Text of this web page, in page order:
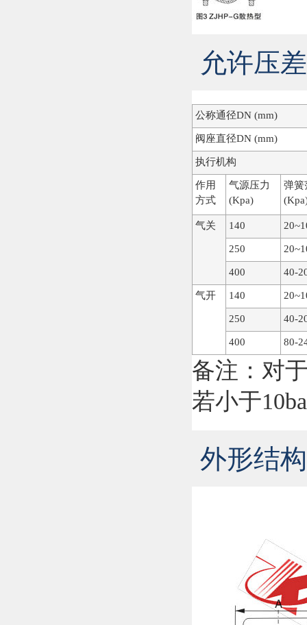
允许压差
公称通径DN (mm)
阀座直径DN (mm)
执行机构
作用
方式
气源压力
(Kpa)
弹簧
气关 140
250
400 40-
气开 140
250 40-
400 80-
备注：对
若小于
外形结